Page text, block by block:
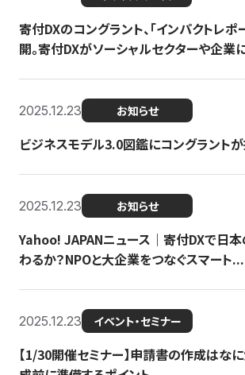
寄付DXのコングラント、「インパクトレポ
開。寄付DXがソーシャルセクターや企業
2025.12.23 お知らせ
ビジネスモデル3.0図鑑にコングラント
2025.12.23 お知らせ
Yahoo! JAPANニュース｜寄付DXで日
わるか？NPOと大企業をつなぐスマート...
2025.12.23 イベント・セミナー
【1/30開催セミナー】申請書の作成はな